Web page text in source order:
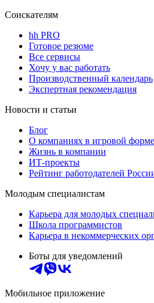
Соискателям
hh PRO
Готовое резюме
Все сервисы
Хочу у вас работать
Производственный календарь
Экспертная рекомендация
Новости и статьи
Блог
О компаниях в игровой форме
Жизнь в компании
ИТ-проекты
Рейтинг работодателей
Молодым специалистам
Карьера для молодых
Школа программистов
Карьера в некоммерческих
Боты для уведомлений
Мобильное приложение